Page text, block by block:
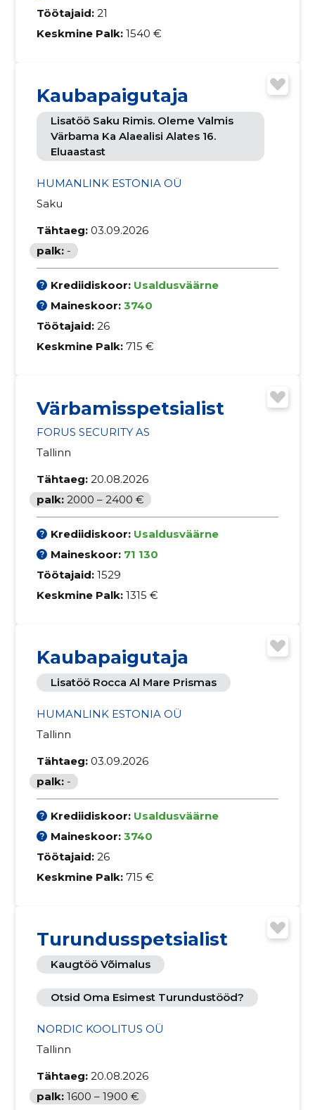
Töötajaid: 21
Keskmine Palk: 1540 €
Kaubapaigutaja
Lisatöö Saku Rimis. Oleme Valmis
Värbama Ka Alaealisi Alates 16.
Eluaastast
HUMANLINK ESTONIA OÜ
Saku
Tähtaeg: 03.09.2026
palk: -
Krediidiskoor: Usaldusväärne
Maineskoor: 3740
Töötajaid: 26
Keskmine Palk: 715 €
Värbamisspetsialist
FORUS SECURITY AS
Tallinn
Tähtaeg: 20.08.2026
palk: 2000 – 2400 €
Krediidiskoor: Usaldusväärne
Maineskoor: 71 130
Töötajaid: 1529
Keskmine Palk: 1315 €
Kaubapaigutaja
Lisatöö Rocca Al Mare Prismas
HUMANLINK ESTONIA OÜ
Tallinn
Tähtaeg: 03.09.2026
palk: -
Krediidiskoor: Usaldusväärne
Maineskoor: 3740
Töötajaid: 26
Keskmine Palk: 715 €
Turundusspetsialist
Kaugtöö Võimalus
Otsid Oma Esimest Turundustööd?
NORDIC KOOLITUS OÜ
Tallinn
Tähtaeg: 20.08.2026
palk: 1600 – 1900 €